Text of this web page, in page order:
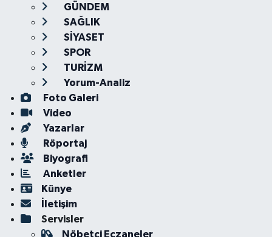
GÜNDEM
SAĞLIK
SİYASET
SPOR
TURİZM
Yorum-Analiz
Foto Galeri
Video
Yazarlar
Röportaj
Biyografi
Anketler
Künye
İletişim
Servisler
Nöbetçi Eczaneler